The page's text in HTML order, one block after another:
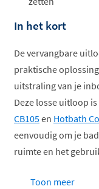
In het kort
De vervangbare
praktische
uitstraling van je
Deze losse uitloop
CB105en Hotbath
eenvoudig om je
ruimte en het
Keuze uit vier
Toon meer